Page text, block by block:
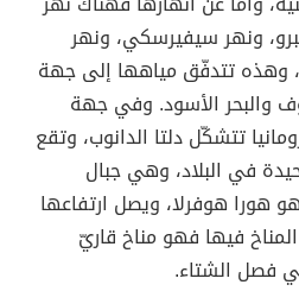
ونهر سيفيرسكي، ونهر
وهذه تتدفّق مياهها إلى جهة
والبحر الأسود. وفي جهة
تتشكّل دلتا الدانوب، وتقع
في البلاد، وهي جبال
هورا هوفرلا، ويصل ارتفاعها
متر. أمّا المناخ فيها فهو مناخ قاريّ
فصل الشتاء.